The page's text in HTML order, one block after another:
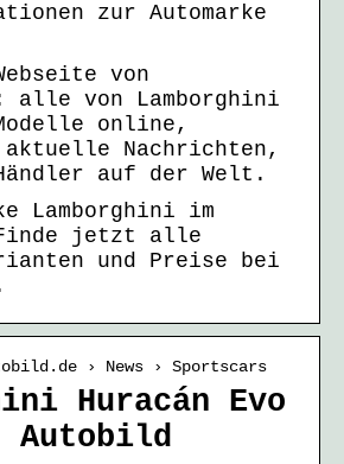
zur Automarke
von
alle von Lamborghini
online,
aktuelle Nachrichten,
auf der Welt.
Lamborghini im
jetzt alle
und Preise bei
› News › Sportscars
Huracán Evo
Autobild